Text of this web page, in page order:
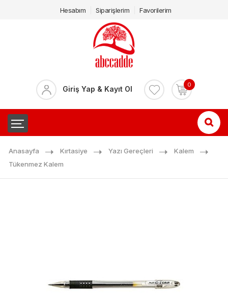
Hesabım Siparişlerim Favorilerim
Giriş Yap & Kayıt Ol 0
Anasayfa Kırtasiye Yazı Gereçleri
Kalem
Tükenmez Kalem